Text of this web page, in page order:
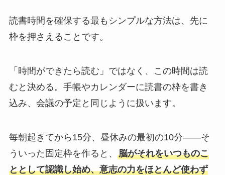
読書時間を確保する最もシンプルな方法は、先に
枠を押さえることです。
「時間ができたら読む」ではなく、この時間は読
むと決める。手帳やカレンダーに読書の枠を書き
込み、会議の予定と同じように扱います。
毎朝起きてから15分、昼休みの最初の10分——そ
ういった固定枠を作ると、 脳がそれをいつものこ
ととして認識し始め、意志の力をほとんど使わず